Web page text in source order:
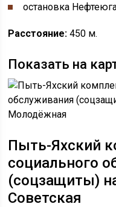
остановка
Расстояние: 450 м.
Показать на
Пыть-Яхский
социального
(соцзащиты)
Советская